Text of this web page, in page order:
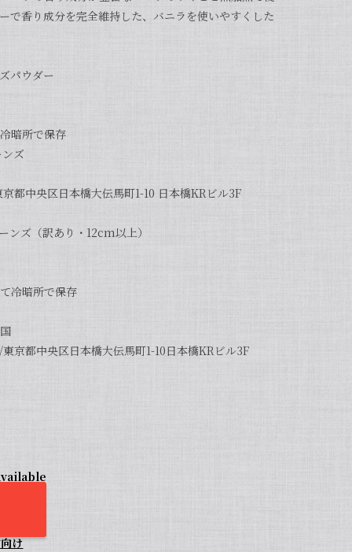
で香り成分を完全維持した、バニラを使いやすくした
パウダー
暗所で保存
ズ
都中央区日本橋大伝馬町1-10 日本橋KRビル3F
ンズ（訳あり・12cm以上）
冷暗所で保存
京都中央区日本橋大伝馬町1-10日本橋KRビル3F
け